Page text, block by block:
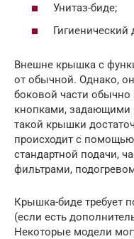
Унитаз-биде;
Гигиенический
Внешне крышка с
от обычной. Однако,
боковой части обычно
кнопками, задающими
такой крышки
происходит с
стандартной подачи,
фильтрами,
Крышка-биде требует
(если есть
Некоторые модели